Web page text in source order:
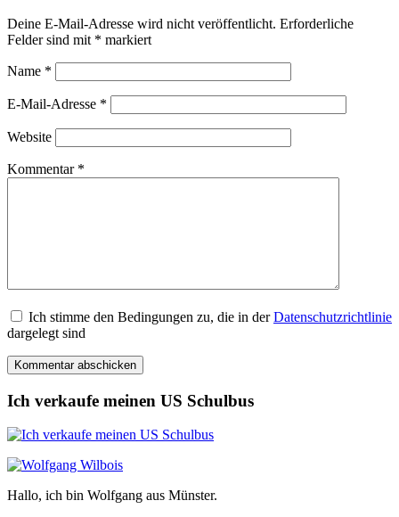
Deine E-Mail-Adresse wird nicht veröffentlicht. Erforderliche
Felder sind mit * markiert
Name *
E-Mail-Adresse *
Website
Kommentar *
Ich stimme den Bedingungen zu, die in derDatenschutzrichtlinie
dargelegt sind
Ich verkaufe meinen US Schulbus
Hallo, ich bin Wolfgang aus Münster.